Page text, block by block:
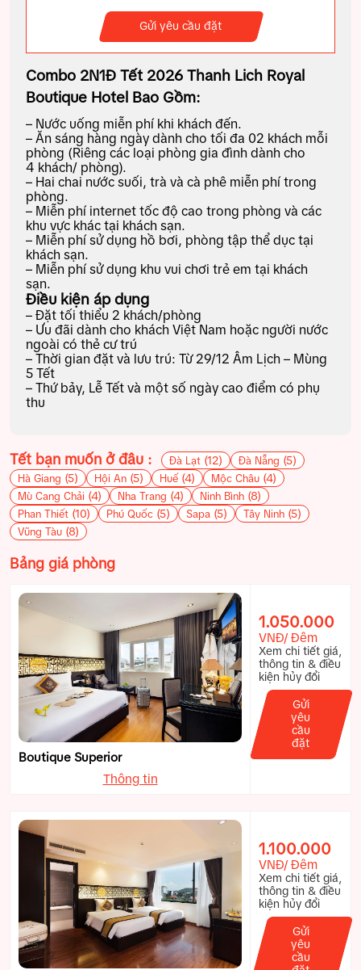
Gửi yêu cầu đặt
Combo 2N1Đ Tết 2026 Thanh Lich Royal
Boutique Hotel Bao Gồm:
– Nước uống miễn phí khi khách đến.
– Ăn sáng hàng ngày dành cho tối đa 02 khách mỗi
phòng (Riêng các loại phòng gia đình dành cho
4 khách/ phòng).
– Hai chai nước suối, trà và cà phê miễn phí trong
phòng.
– Miễn phí internet tốc độ cao trong phòng và các
khu vực khác tại khách sạn.
– Miễn phí sử dụng hồ bơi, phòng tập thể dục tại
khách sạn.
– Miễn phí sử dụng khu vui chơi trẻ em tại khách
sạn.
Điều kiện áp dụng
– Đặt tối thiểu 2 khách/phòng
– Ưu đãi dành cho khách Việt Nam hoặc người nước
ngoài có thẻ cư trú
– Thời gian đặt và lưu trú: Từ 29/12 Âm Lịch – Mùng
5 Tết
– Thứ bảy, Lễ Tết và một số ngày cao điểm có phụ
thu
Tết bạn muốn ở đâu : Đà Lạt (12) Đà Nẵng (5)
Hà Giang (5) Hội An (5) Huế (4) Mộc Châu (4)
Mù Cang Chải (4) Nha Trang (4) Ninh Bình (8)
Phan Thiết (10) Phú Quốc (5) Sapa (5) Tây Ninh (5)
Vũng Tàu (8)
Bảng giá phòng
Boutique Superior
Thông tin
1.050.000
VNĐ/ Đêm
Xem chi tiết giá,
thông tin & điều
kiện hủy đổi
Gửi
yêu
cầu
đặt
1.100.000
VNĐ/ Đêm
Xem chi tiết giá,
thông tin & điều
kiện hủy đổi
Gửi
yêu
cầu